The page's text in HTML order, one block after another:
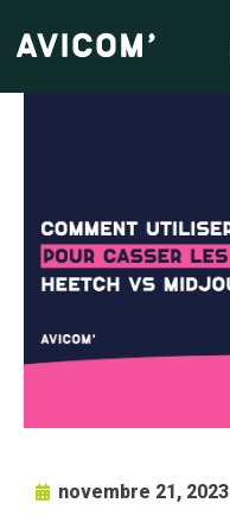
novembre 21, 2023